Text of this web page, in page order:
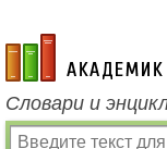
academic.ru
Словари и